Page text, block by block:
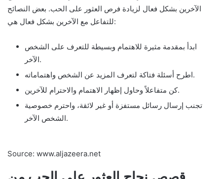
الآخرين بشكل فعال لزيادة فرص العثور على الحب. بعض النصائح
للتفاعل مع الآخرين بشكل فعال هي:
ابدأ بمقدمة مثيرة للاهتمام وبسيطة للتعرف على الشخص
الآخر.
اطرح أسئلة فتاكة لتعرف المزيد عن الشخص واهتماماته.
كن متفاعلاً وحاول إظهار الاهتمام والاحترام للآخرين.
تجنب إرسال رسائل مستفزة أو غير لائقة، واحترم خصوصية
الشخص الآخر.
Source: www.aljazeera.net